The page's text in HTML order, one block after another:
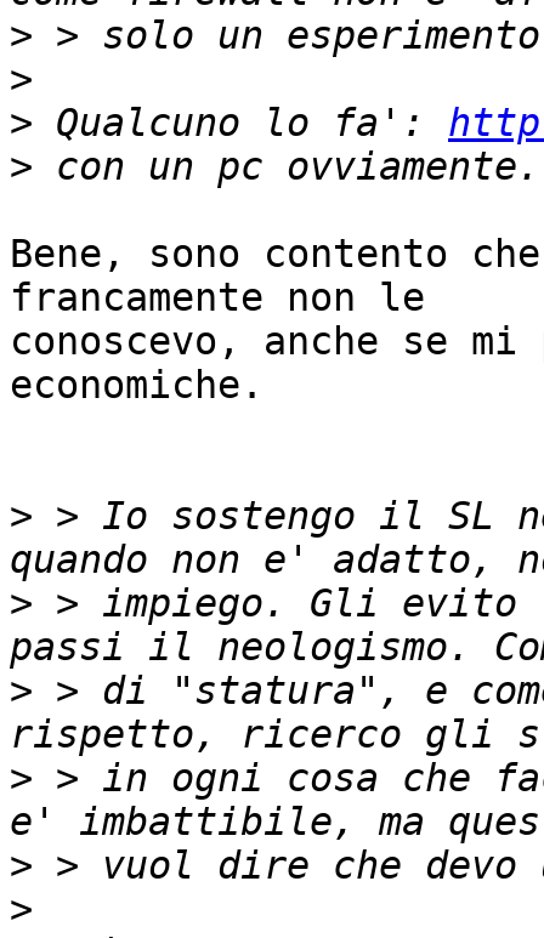
>
>
> Qualcuno lo fa':
>
Bene, sono contento
francamente non le
conoscevo, anche se
economiche.
> > Io sostengo il SL
> > impiego. Gli evito
> > di "statura", e
> > in ogni cosa che
>
>